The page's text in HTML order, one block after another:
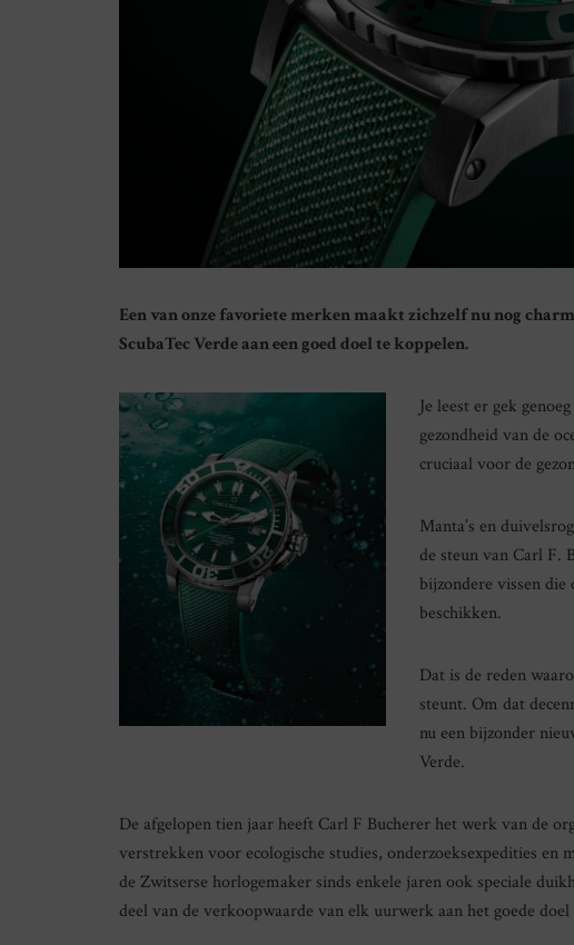
Een van onze favoriete merken maakt zichzelf nu nog
ScubaTec Verde aan een goed doel te koppelen.
Je leest er gek
gezondheid van de
cruciaal voor de
Manta’s en
de steun van Carl F.
bijzondere vissen
beschikken.
Dat is de reden
steunt. Om dat
nu een bijzonder
Verde.
De afgelopen tien jaar heeft Carl F Bucherer het werk van de
verstrekken voor ecologische studies, onderzoeksexpedities en
de Zwitserse horlogemaker sinds enkele jaren ook speciale
deel van de verkoopwaarde van elk uurwerk aan het goede